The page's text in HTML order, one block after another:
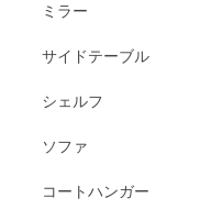
ミラー
サイドテーブル
シェルフ
ソファ
コートハンガー